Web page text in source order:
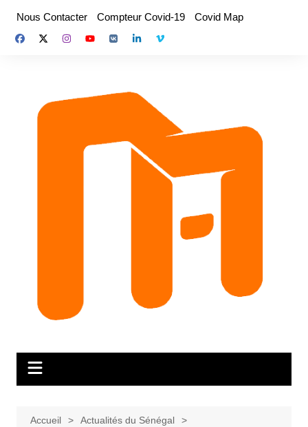
contenu
Nous Contacter Compteur Covid-19 Covid Map
Accueil
Actualités du Sénégal